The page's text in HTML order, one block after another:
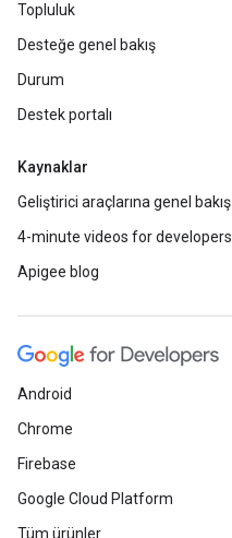
Topluluk
Desteğe genel bakış
Durum
Destek portalı
Kaynaklar
Geliştirici araçlarına genel bakış
4-minute videos for developers
Apigee blog
Android
Chrome
Firebase
Google Cloud Platform
Tüm ürünler